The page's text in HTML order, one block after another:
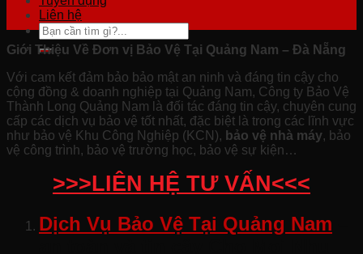
Liên hệ
Giới Thiệu Về Đơn vị Bảo Vệ Tại Quảng Nam – Đà Nẵng
Với cam kết đảm bảo bảo mật an ninh và đáng tin cậy cho
cộng đồng & doanh nghiệp tại Quảng Nam, Công ty Bảo Vệ
Thành Long Quảng Nam là đối tác đáng tin cậy, chuyên cung
cấp các dịch vụ bảo vệ tốt nhất, đặc biệt là trong các lĩnh vực
như bảo vệ Khu Công Nghiệp (KCN), bảo vệ nhà máy, bảo
vệ công trình, bảo vệ trường học, bảo vệ sự kiện…
>>>LIÊN HỆ TƯ VẤN<<<
Dịch Vụ Bảo Vệ Tại Quảng Nam